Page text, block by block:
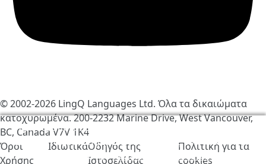
Χρησιμοποιούμε cookies για να βελτιώσουμε τη
λειτουργία του LingQ. Επισκέπτοντας τον ιστότοπο,
συμφωνείς στηνπολιτική για τα cookies
© 2002-2026 LingQ Languages Ltd. Όλα τα δικαιώματα
κατοχυρωμένα. 200-2232 Marine Drive, West Vancouver,
BC, Canada V7V 1K4
Όροι
Χρήσης
ΙδιωτικάΟδηγός της
Ιστοσελίδας
Πολιτική για τα
cookies